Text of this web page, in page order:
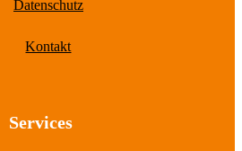
Datenschutz
Kontakt
Services